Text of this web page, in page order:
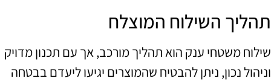
תהליך השילוח המוצלח
שילוח משטחי ענק הוא תהליך מורכב, אך עם תכנון מדויק
וניהול נכון, ניתן להבטיח שהמוצרים יגיעו ליעדם בבטחה